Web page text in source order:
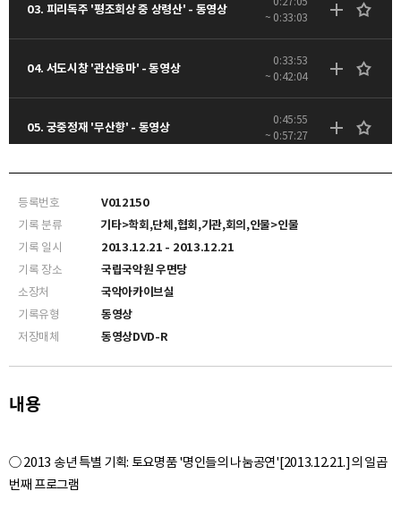
03. 피리독주 '평조회상 중 상령산' - 동영상
~ 0:33:03
04. 서도시창 '관산융마' - 동영상
0:33:53
~ 0:42:04
05. 궁중정재 '무산향' - 동영상
0:45:55
~ 0:57:27
0:59:37
07. 출연자 기부행사 - 동영상
등록번호
V012150
기록 분류
기타>학회,단체,협회,기관,회의,인물>인물
기록 일시
2013.12.21 - 2013.12.21
기록 장소
국립국악원 우면당
소장처
국악아카이브실
기록유형
동영상
저장매체
동영상DVD-R
내용
○ 2013 송년 특별 기획: 토요명품 '명인들의 나눔공연'[2013.12.21.]의 일곱